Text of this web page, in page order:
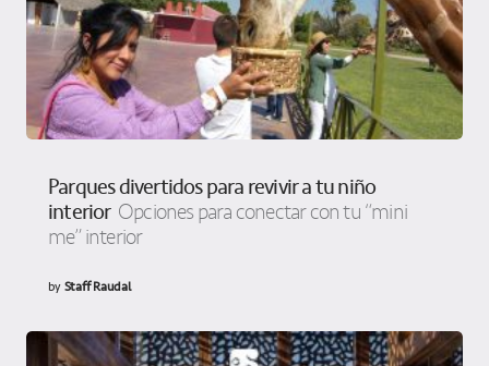
Parques divertidos para revivir a tu niño
interior Opciones para conectar con tu “mini
me” interior
byStaff Raudal